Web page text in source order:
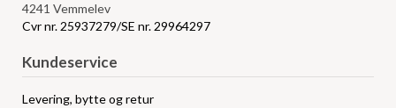
4241 Vemmelev
Cvr nr. 25937279/SE nr. 29964297
Kundeservice
Levering, bytte og retur